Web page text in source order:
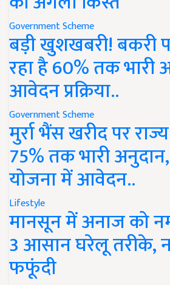
Government Scheme
बड़ी खुशखबरी! बकरी
रहा है 60% तक भारी
आवेदन प्रक्रिया..
Government Scheme
मुर्रा भैंस खरीद पर
75% तक भारी
योजना में आवेदन..
Lifestyle
मानसून में अनाज को
3 आसान घरेलू तरीके,
फफूंदी